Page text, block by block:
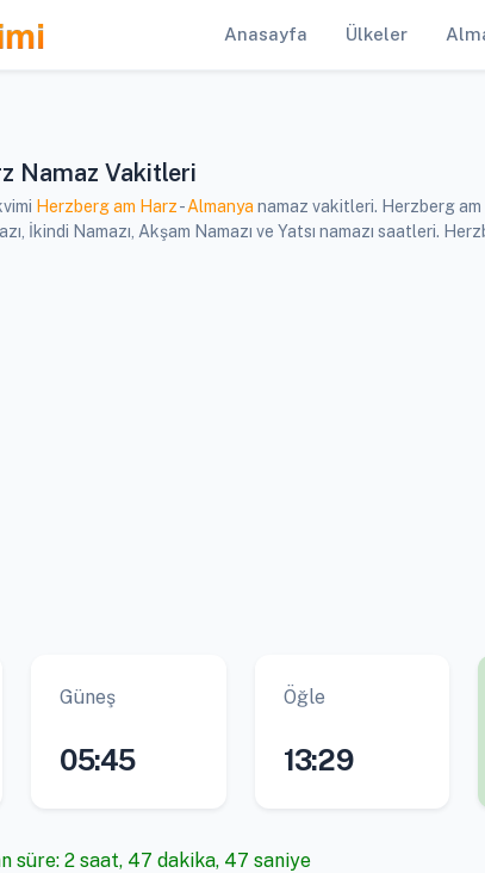
Anasayfa Ülkeler
Namaz Vakitleri
Herzberg am Harz-Almanya namaz vakitleri. Herzberg
İkindi Namazı, Akşam Namazı ve Yatsı namazı saatleri.
Güneş
05:45
Öğle
13:29
süre: 2 saat, 47 dakika, 47 saniye